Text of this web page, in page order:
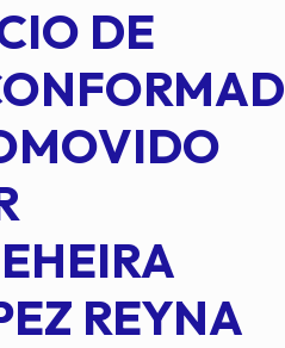
DE
REYNA